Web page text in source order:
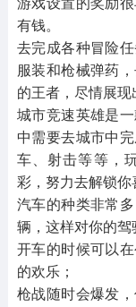
有钱。
去完成各种冒险
服装和枪械弹药
的王者，尽情展现
城市竞速英雄是
中需要去城市中
车、射击等等，
彩，努力去解锁你
汽车的种类非常
辆，这样对你的驾
开车的时候可以
的欢乐；
枪战随时会爆发